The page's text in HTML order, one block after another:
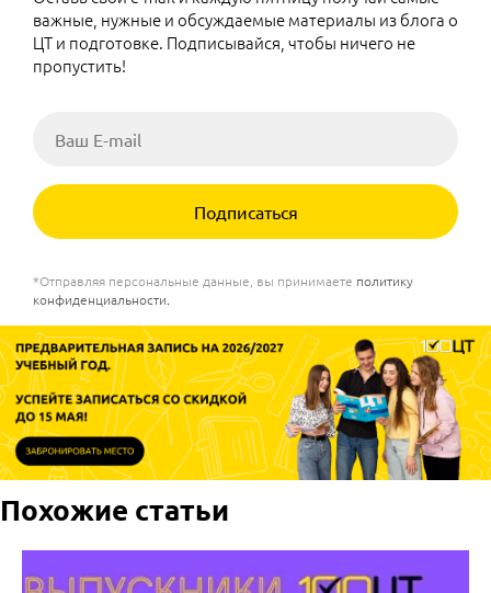
важные, нужные и обсуждаемые материалы из блога о
ЦТ и подготовке. Подписывайся, чтобы ничего не
пропустить!
Подписаться
*Отправляя персональные данные, вы принимаете политику
конфиденциальности
Похожие статьи